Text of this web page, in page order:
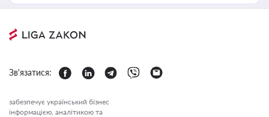
Зв'язатися:
забезпечує український бізнес
інформацією, аналітикою та